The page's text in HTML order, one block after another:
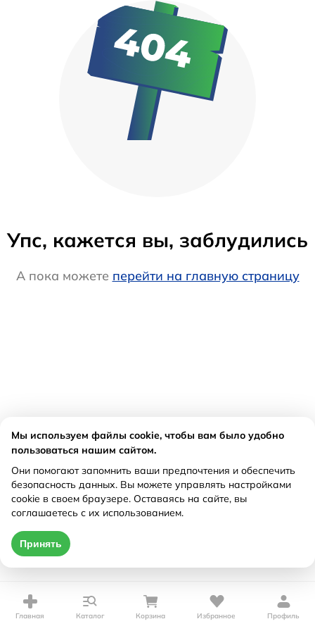
Упс, кажется вы, заблудились
А пока можете перейти на главную страницу
Главная Каталог Корзина Избранное Профиль
Мы используем файлы cookie, чтобы вам было удобно
пользоваться нашим сайтом.
Они помогают запомнить ваши предпочтения и обеспечить
безопасность данных. Вы можете управлять настройками
cookie в своем браузере. Оставаясь на сайте, вы
соглашаетесь с их использованием.
Принять